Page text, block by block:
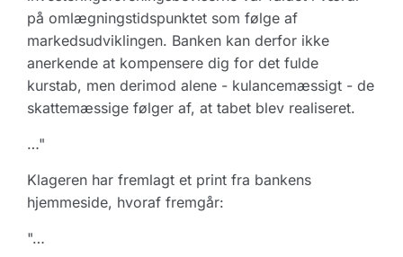
på omlægningstidspunktet som følge af
markedsudviklingen. Banken kan derfor ikke
anerkende at kompensere dig for det fulde
kurstab, men derimod alene - kulancemæssigt - de
skattemæssige følger af, at tabet blev realiseret.
…"
Klageren har fremlagt et print fra bankens
hjemmeside, hvoraf fremgår:
"…